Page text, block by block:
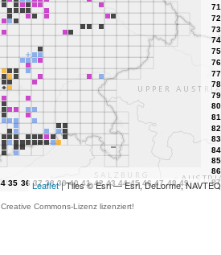
Leaflet| Tiles © Esri — Esri, DeLorme, NAVTEQ
Creative Commons-Lizenz lizenziert!